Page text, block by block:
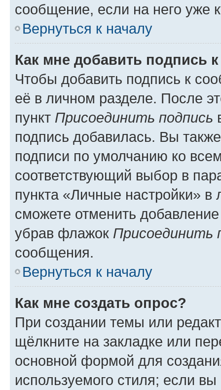
сообщение, если на него уже
Вернуться к началу
Как мне добавить подпись
Чтобы добавить подпись к
её в личном разделе. После
пункт Присоединить подпись
подпись добавилась. Вы
подписи по умолчанию ко
соответствующий выбор в
пункта «Личные настройки»
сможете отменить
убрав флажок Присоединить
сообщения.
Вернуться к началу
Как мне создать опрос?
При создании темы или
щёлкните на закладке или
основной формой для
используемого стиля; если